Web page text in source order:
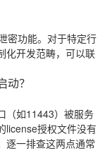
密功能。对于特定行
化开发范畴，可以联
动？
（如11443）被服务
license授权文件没有
逐一排查这两点通常